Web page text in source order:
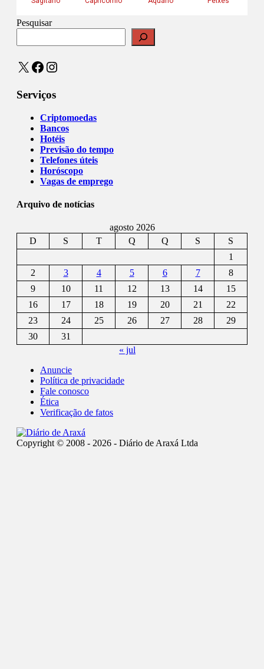
Pesquisar
X Facebook
Instagram
Serviços
Criptomoedas
Bancos
Hotéis
Previsão do tempo
Telefones úteis
Horóscopo
Vagas de emprego
Arquivo de notícias
agosto 2026
D
S T Q Q S
S
1
2
3 4 5 6 7
8
9
10 11 12 13 14
15
16
17 18 19 20 21
22
23
24 25 26 27 28
29
30
31
« jul
Anuncie
Política de privacidade
Fale conosco
Ética
Verificação de fatos
Copyright © 2008 - 2026 - Diário de Araxá Ltda